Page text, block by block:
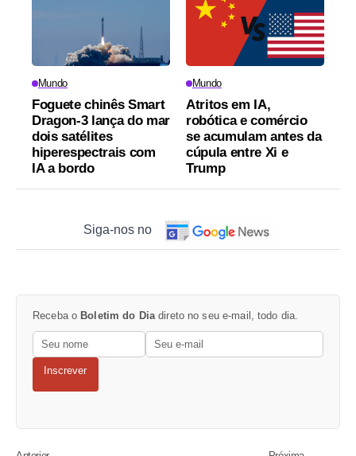
Mundo
Foguete chinês Smart
Dragon-3 lança do mar
dois satélites
hiperespectrais com
IA a bordo
Mundo
Atritos em IA,
robótica e comércio
se acumulam antes da
cúpula entre Xi e
Trump
Siga-nos no
Receba o Boletim do Dia direto no seu e-mail, todo dia.
Inscrever